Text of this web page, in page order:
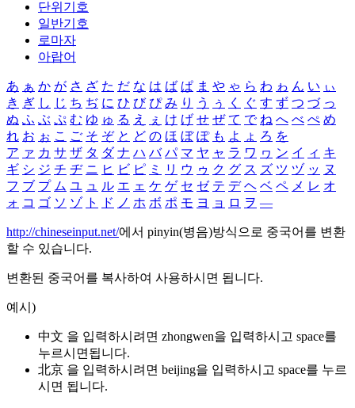
단위기호
일반기호
로마자
아랍어
あ ぁ か が さ ざ た だ な は ば ぱ ま や ゃ ら わ ゎ ん い ぃ
き ぎ し じ ち ぢ に ひ び ぴ み り う ぅ く ぐ す ず つ づ っ
ぬ ふ ぶ ぷ む ゆ ゅ る え ぇ け げ せ ぜ て で ね へ べ ぺ め
れ お ぉ こ ご そ ぞ と ど の ほ ぼ ぽ も よ ょ ろ を
ア ァ カ サ ザ タ ダ ナ ハ バ パ マ ヤ ャ ラ ワ ヮ ン イ ィ キ
ギ シ ジ チ ヂ ニ ヒ ビ ピ ミ リ ウ ゥ ク グ ス ズ ツ ヅ ッ ヌ
フ ブ プ ム ユ ュ ル エ ェ ケ ゲ セ ゼ テ デ ヘ ベ ペ メ レ オ
ォ コ ゴ ソ ゾ ト ド ノ ホ ボ ポ モ ヨ ョ ロ ヲ ―
http://chineseinput.net/에서 pinyin(병음)방식으로 중국어를 변환
할 수 있습니다.
변환된 중국어를 복사하여 사용하시면 됩니다.
예시)
中文 을 입력하시려면 zhongwen을 입력하시고 space를
누르시면됩니다.
北京 을 입력하시려면 beijing을 입력하시고 space를 누르
시면 됩니다.